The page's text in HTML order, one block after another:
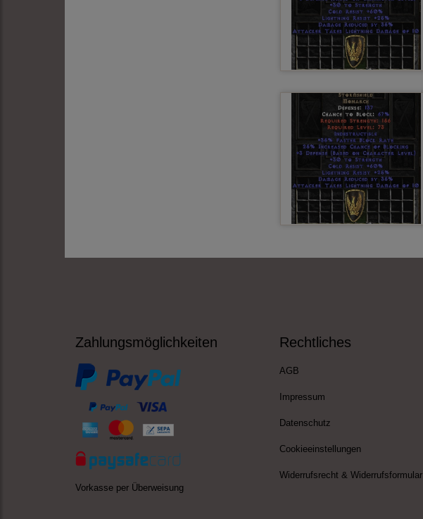
Zahlungsmöglichkeiten
Vorkasse per Überweisung
Rechtliches
AGB
Impressum
Datenschutz
Cookieeinstellungen
Widerrufsrecht & Widerrufsformular